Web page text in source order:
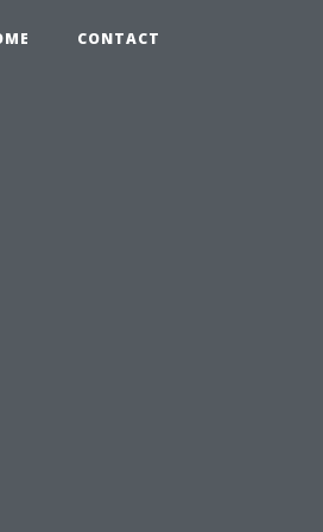
CONTACT